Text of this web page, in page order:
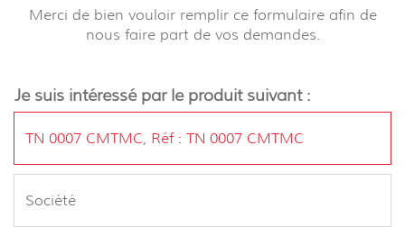
Merci de bien vouloir remplir ce formulaire afin de
nous faire part de vos demandes.
Je suis intéressé par le produit suivant :